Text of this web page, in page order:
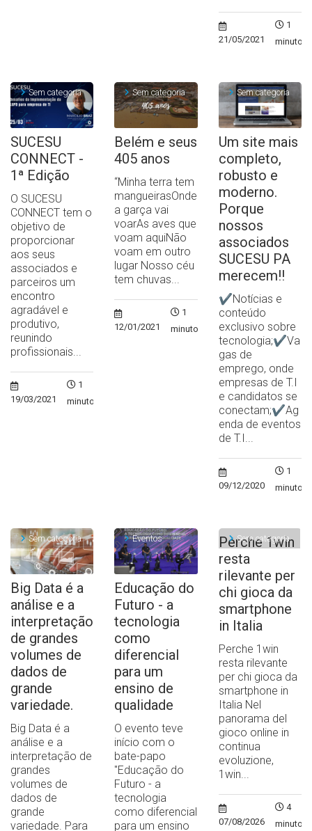
21/05/2021
1
minuto
Sem categoria
SUCESU
CONNECT -
1ª Edição
O SUCESU
CONNECT tem o
objetivo de
proporcionar
aos seus
associados e
parceiros um
encontro
agradável e
produtivo,
reunindo
profissionais...
19/03/2021
1
minuto
Sem categoria
Belém e seus
405 anos
“Minha terra tem
mangueirasOnde
a garça vai
voarAs aves que
voam aquiNão
voam em outro
lugar Nosso céu
tem chuvas...
12/01/2021
1
minuto
Sem categoria
Um site mais
completo,
robusto e
moderno.
Porque
nossos
associados
SUCESU PA
merecem!!
✔Notícias e
conteúdo
exclusivo sobre
tecnologia;✔Va
gas de
emprego, onde
empresas de T.I
e candidatos se
conectam;✔Ag
enda de eventos
de T.I...
09/12/2020
1
minuto
Sem categoria
Big Data é a
análise e a
interpretação
de grandes
volumes de
dados de
grande
variedade.
Big Data é a
análise e a
interpretação de
grandes
volumes de
dados de
grande
variedade. Para
Eventos
Educação do
Futuro - a
tecnologia
como
diferencial
para um
ensino de
qualidade
O evento teve
início com o
bate-papo
"Educação do
Futuro - a
tecnologia
como diferencial
para um ensino
Sem categoria
Perche 1win
resta
rilevante per
chi gioca da
smartphone
in Italia
Perche 1win
resta rilevante
per chi gioca da
smartphone in
Italia Nel
panorama del
gioco online in
continua
evoluzione,
1win...
07/08/2026
4
minutos